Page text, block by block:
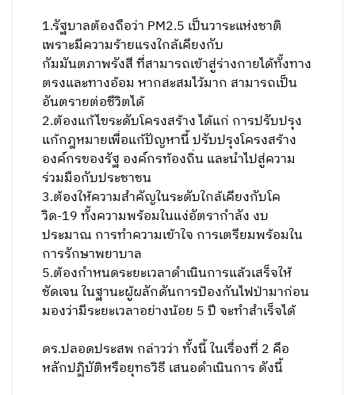
1.รัฐบาลต้องถือว่า PM2.5 เป็นวาระแห่งชาติ
เพราะมีความร้ายแรงใกล้เคียงกับ
กัมมันตภาพรังสี ที่สามารถเข้าสู่ร่างกายได้ทั้งทาง
ตรงและทางอ้อม หากสะสมไว้มาก สามารถเป็น
อันตรายต่อชีวิตได้
2.ต้องแก้ไขระดับโครงสร้าง ได้แก่ การปรับปรุง
แก้กฎหมายเพื่อแก้ปัญหานี้ ปรับปรุงโครงสร้าง
องค์กรของรัฐ องค์กรท้องถิ่น และนำไปสู่ความ
ร่วมมือกับประชาชน
3.ต้องให้ความสำคัญในระดับใกล้เคียงกับโค
วิด-19 ทั้งความพร้อมในแง่อัตรากำลัง งบ
ประมาณ การทำความเข้าใจ การเตรียมพร้อมใน
การรักษาพยาบาล
5.ต้องกำหนดระยะเวลาดำเนินการแล้วเสร็จให้
ชัดเจน ในฐานะผู้ผลักดันการป้องกันไฟป่ามาก่อน
มองว่ามีระยะเวลาอย่างน้อย 5 ปี จะทำสำเร็จได้
ดร.ปลอดประสพ กล่าวว่า ทั้งนี้ ในเรื่องที่ 2 คือ
หลักปฏิบัติหรือยุทธวิธี เสนอดำเนินการ ดังนี้